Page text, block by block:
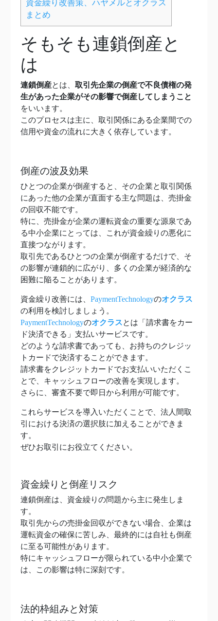
資金繰り改善策、ハヤメルとオクラス
まとめ
そもそも連鎖倒産と
は
連鎖倒産とは、 取引先企業の倒産で不良債権の発
生があった企業がその影響で倒産してしまうこと
をいいます。
このプロセスは主に、取引関係にある企業間での
信用や資金の流れに大きく依存しています。
倒産の波及効果
ひとつの企業が倒産すると、その企業と取引関係
にあった他の企業が直面する主な問題は、売掛金
の回収不能です。
特に、売掛金が企業の運転資金の重要な源泉であ
る中小企業にとっては、これが資金繰りの悪化に
直接つながります。
取引先であるひとつの企業が倒産するだけで、そ
の影響が連鎖的に広がり、多くの企業が経済的な
困難に陥ることがあります。
資金繰り改善には、 PaymentTechnologyのオクラス
の利用を検討しましょう。
PaymentTechnologyのオクラスとは「請求書をカー
ド決済できる」支払いサービスです。
どのような請求書であっても、お持ちのクレジッ
トカードで決済することができます。
請求書をクレジットカードでお支払いいただくこ
とで、キャッシュフローの改善を実現します。
さらに、審査不要で即日から利用が可能です。
これらサービスを導入いただくことで、法人間取
引における決済の選択肢に加えることができま
す。
ぜひお取引にお役立てください。
資金繰りと倒産リスク
連鎖倒産は、資金繰りの問題から主に発生しま
す。
取引先からの売掛金回収ができない場合、企業は
運転資金の確保に苦しみ、最終的には自社も倒産
に至る可能性があります。
特にキャッシュフローが限られている中小企業で
は、この影響は特に深刻です。
法的枠組みと対策